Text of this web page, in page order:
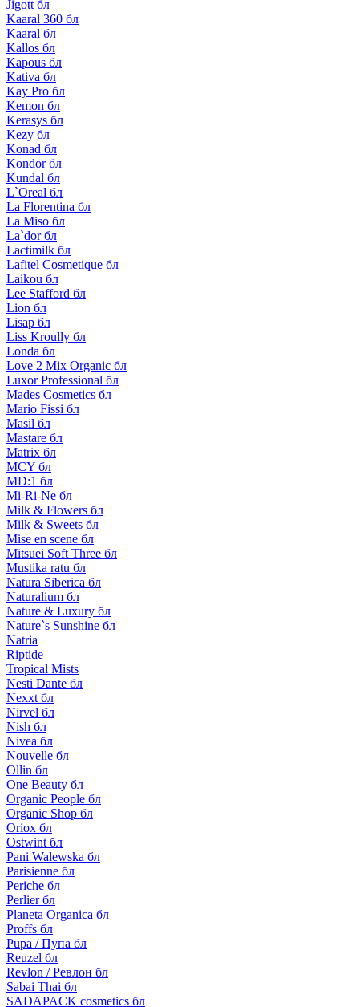
Jigott бл
Kaaral 360 бл
Kaaral бл
Kallos бл
Kapous бл
Kativa бл
Kay Pro бл
Kemon бл
Kerasys бл
Kezy бл
Konad бл
Kondor бл
Kundal бл
L`Oreal бл
La Florentina бл
La Miso бл
La`dor бл
Lactimilk бл
Lafitel Cosmetique бл
Laikou бл
Lee Stafford бл
Lion бл
Lisap бл
Liss Kroully бл
Londa бл
Love 2 Mix Organic бл
Luxor Professional бл
Mades Cosmetics бл
Mario Fissi бл
Masil бл
Mastare бл
Matrix бл
MCY бл
MD:1 бл
Mi-Ri-Ne бл
Milk & Flowers бл
Milk & Sweets бл
Mise en scene бл
Mitsuei Soft Three бл
Mustika ratu бл
Natura Siberica бл
Naturalium бл
Nature & Luxury бл
Nature`s Sunshine бл
Natria
Riptide
Tropical Mists
Nesti Dante бл
Nexxt бл
Nirvel бл
Nish бл
Nivea бл
Nouvelle бл
Ollin бл
One Beauty бл
Organic People бл
Organic Shop бл
Oriox бл
Ostwint бл
Pani Walewska бл
Parisienne бл
Periche бл
Perlier бл
Planeta Organica бл
Proffs бл
Pupa / Пупа бл
Reuzel бл
Revlon / Ревлон бл
Sabai Thai бл
SADAPACK cosmetics бл